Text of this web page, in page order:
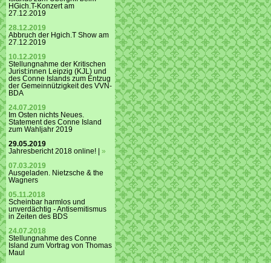
HGich.T-Konzert am
27.12.2019
28.12.2019
Abbruch der Hgich.T Show am
27.12.2019
10.12.2019
Stellungnahme der Kritischen
Jurist:innen Leipzig (KJL) und
des Conne Islands zum Entzug
der Gemeinnützigkeit des VVN-
BDA
24.07.2019
Im Osten nichts Neues.
Statement des Conne Island
zum Wahljahr 2019
29.05.2019
Jahresbericht 2018 online! | »
07.03.2019
Ausgeladen. Nietzsche & the
Wagners
05.11.2018
Scheinbar harmlos und
unverdächtig - Antisemitismus
in Zeiten des BDS
24.07.2018
Stellungnahme des Conne
Island zum Vortrag von Thomas
Maul